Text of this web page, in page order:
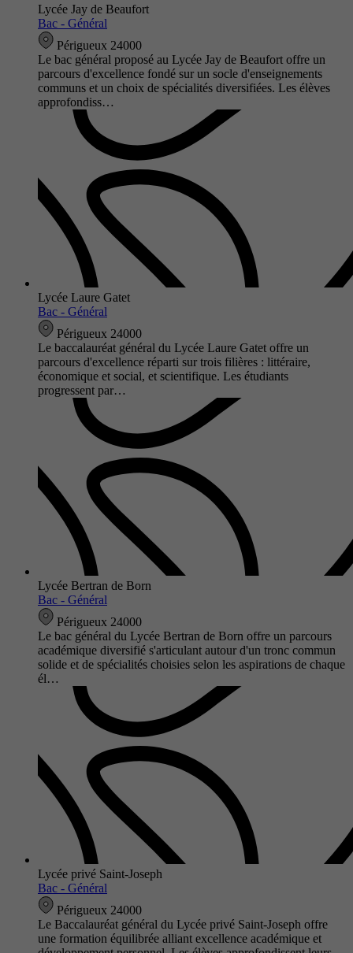
Lycée Jay de Beaufort
Bac - Général
Périgueux 24000
Le bac général proposé au Lycée Jay de Beaufort offre un
parcours d'excellence fondé sur un socle d'enseignements
communs et un choix de spécialités diversifiées. Les élèves
approfondiss…
Lycée Laure Gatet
Bac - Général
Périgueux 24000
Le baccalauréat général du Lycée Laure Gatet offre un
parcours d'excellence réparti sur trois filières : littéraire,
économique et social, et scientifique. Les étudiants
progressent par…
Lycée Bertran de Born
Bac - Général
Périgueux 24000
Le bac général du Lycée Bertran de Born offre un parcours
académique diversifié s'articulant autour d'un tronc commun
solide et de spécialités choisies selon les aspirations de chaque
él…
Lycée privé Saint-Joseph
Bac - Général
Périgueux 24000
Le Baccalauréat général du Lycée privé Saint-Joseph offre
une formation équilibrée alliant excellence académique et